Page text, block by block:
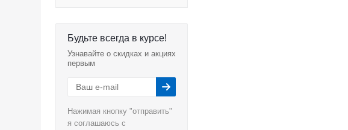
Будьте всегда в курсе!
Узнавайте о скидках и акциях
первым
Нажимая кнопку "отправить"
я соглашаюсь с